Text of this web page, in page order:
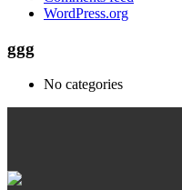
WordPress.org
ggg
No categories